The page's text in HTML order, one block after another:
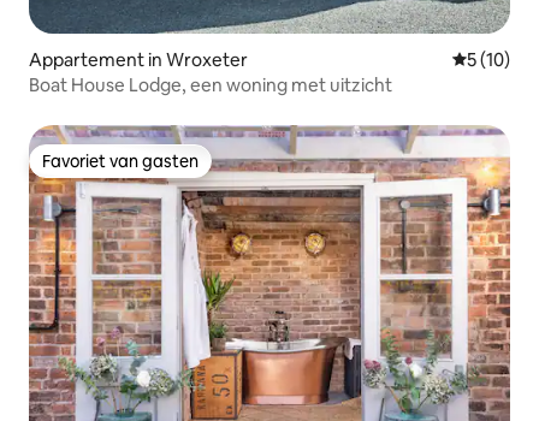
Appartement in Wroxeter
5 (10)
Boat House Lodge, een woning met uitzicht
Favoriet van gasten
Favoriet van gasten